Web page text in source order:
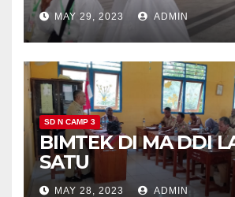
MAY 29, 2023 ADMIN
SD N CAMP 3
BIMTEK DI MA DDI
SATU
MAY 28, 2023 ADMIN